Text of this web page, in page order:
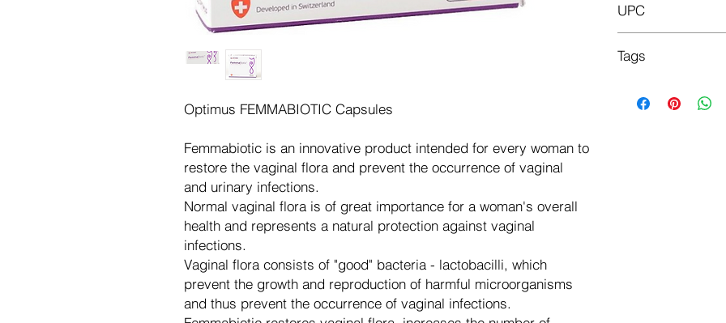
Optimus FEMMABIOTIC Capsules
Femmabiotic is an innovative product intended for every woman to
restore the vaginal flora and prevent the occurrence of vaginal
and urinary infections.
Normal vaginal flora is of great importance for a woman's overall
health and represents a natural protection against vaginal
infections.
Vaginal flora consists of "good" bacteria - lactobacilli, which
prevent the growth and reproduction of harmful microorganisms
and thus prevent the occurrence of vaginal infections.
UPC
20pcs
Tags
Kapseln,